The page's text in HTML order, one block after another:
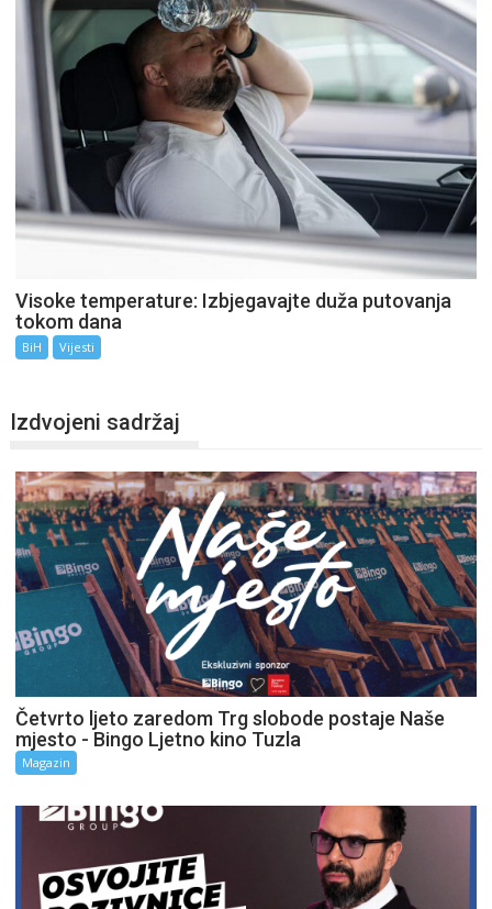
Visoke temperature: Izbjegavajte duža putovanja
tokom dana
BiH Vijesti
Izdvojeni sadržaj
Četvrto ljeto zaredom Trg slobode postaje Naše
mjesto - Bingo Ljetno kino Tuzla
Magazin